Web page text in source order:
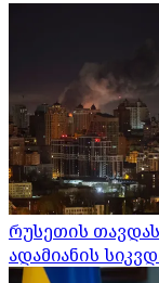
რუსეთის
ადამიანის